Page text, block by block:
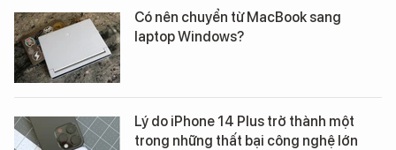
Có nên chuyển từ MacBook sang
laptop Windows?
Lý do iPhone 14 Plus trở thành một
trong những thất bại công nghệ lớn